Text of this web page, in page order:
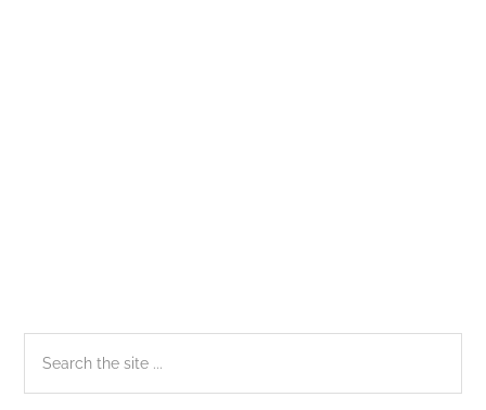
Sidebar
chính
the